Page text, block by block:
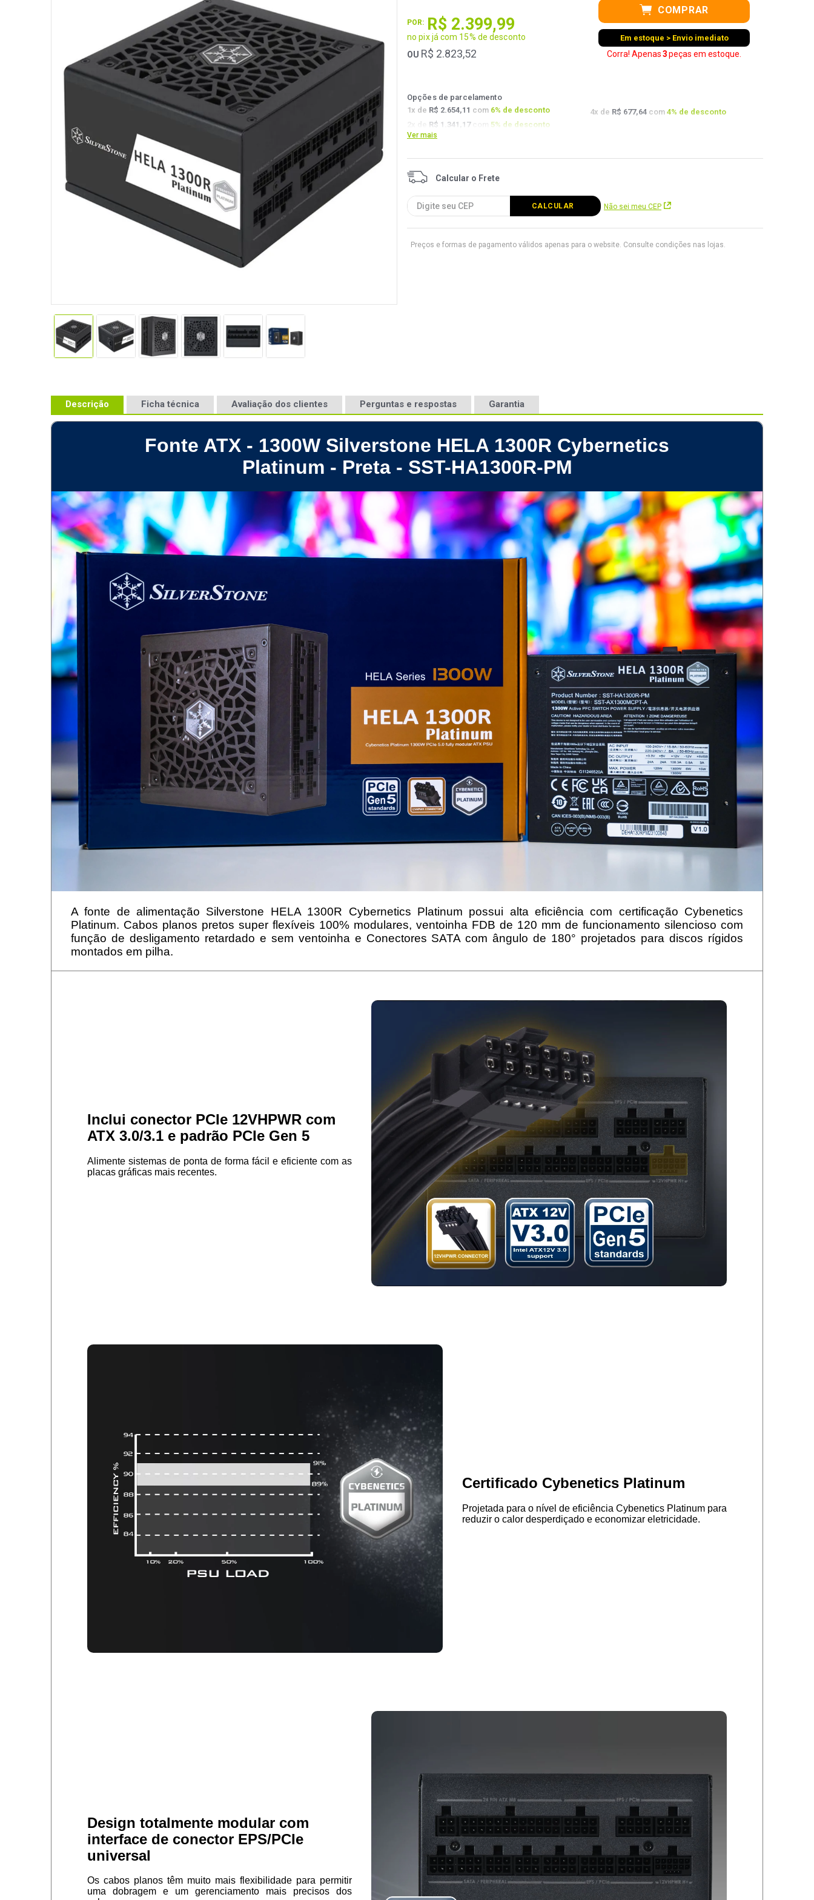
POR: R$ 2.399,99
no pix já com 15% de desconto
OU R$ 2.823,52
COMPRAR
Em estoque > Envio imediato
Corra! Apenas3peças em estoque.
Opções de parcelamento
1x de R$ 2.654,11 com 6% de desconto
2
R$ 1.341,17com 5% de desconto
4x de R$ 677,64 com 4% de desconto
Ver mais
Não sei meu CEP
Preços e formas de pagamento válidos apenas para o website. Consulte condições nas lojas.
Descrição Ficha técnica Avaliação dos clientes Perguntas e respostas Garantia
Fonte ATX - 1300W Silverstone HELA 1300R Cybernetics
Platinum - Preta - SST-HA1300R-PM
A fonte de alimentação Silverstone HELA 1300R Cybernetics Platinum possui alta eficiência com certificação Cybenetics
Platinum. Cabos planos pretos super flexíveis 100% modulares, ventoinha FDB de 120 mm de funcionamento silencioso com
função de desligamento retardado e sem ventoinha e Conectores SATA com ângulo de 180° projetados para discos rígidos
montados em pilha.
Inclui conector PCIe 12VHPWR com
ATX 3.0/3.1 e padrão PCIe Gen 5
Alimente sistemas de ponta de forma fácil e eficiente com as
placas gráficas mais recentes.
Certificado Cybenetics Platinum
Projetada para o nível de eficiência Cybenetics Platinum para
reduzir o calor desperdiçado e economizar eletricidade.
Design totalmente modular com
interface de conector EPS/PCIe
universal
Os cabos planos têm muito mais flexibilidade para permitir
uma dobragem e um gerenciamento mais precisos dos
10º jonsbo